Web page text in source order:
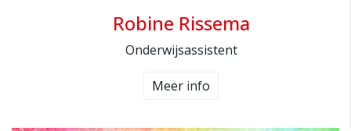
Robine Rissema
Onderwijsassistent
Meer info